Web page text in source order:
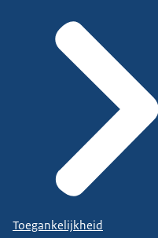
Toegankelijkheid